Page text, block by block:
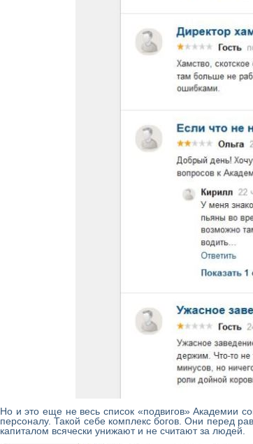
Но и это еще не весь список «подвигов» Академии
персоналу. Такой себе комплекс богов. Они перед
капиталом всячески унижают и не считают за людей.